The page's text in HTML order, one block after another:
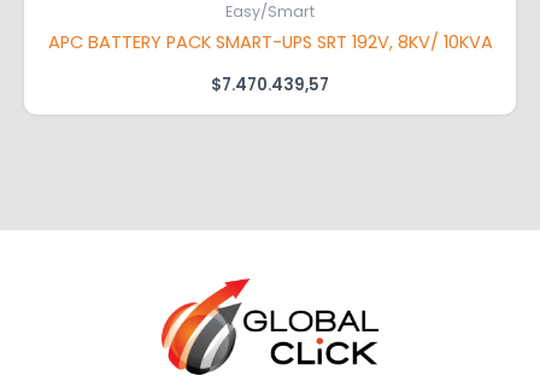
Easy/Smart
APC BATTERY PACK SMART-UPS SRT 192V, 8KV/ 10KVA
$7.470.439,57